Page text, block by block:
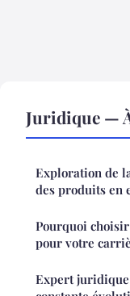
Juridique —
Exploration de
des produits en
Pourquoi
pour votre
Expert